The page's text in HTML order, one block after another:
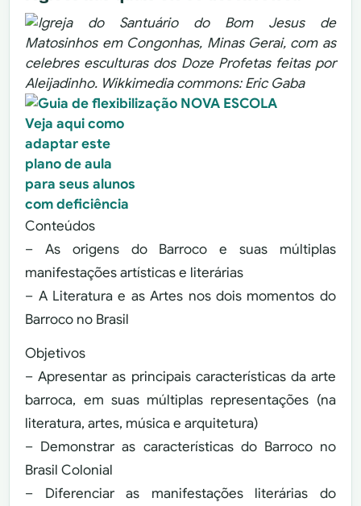
Veja aqui como
adaptar este
plano de aula
para seus alunos
com deficiência
Conteúdos
– As origens do Barroco e suas múltiplas
manifestações artísticas e literárias
– A Literatura e as Artes nos dois momentos do
Barroco no Brasil
Objetivos
– Apresentar as principais características da arte
barroca, em suas múltiplas representações (na
literatura, artes, música e arquitetura)
– Demonstrar as características do Barroco no
Brasil Colonial
– Diferenciar as manifestações literárias do